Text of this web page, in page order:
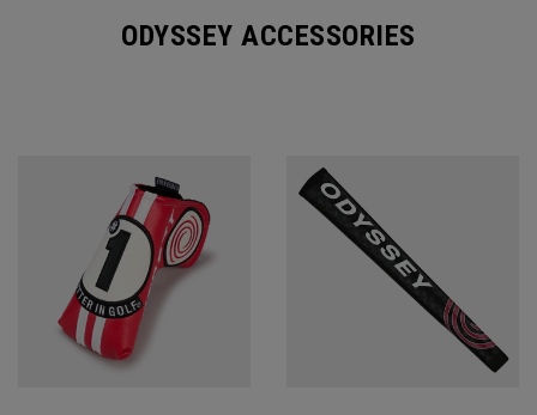
ODYSSEY ACCESSORIES